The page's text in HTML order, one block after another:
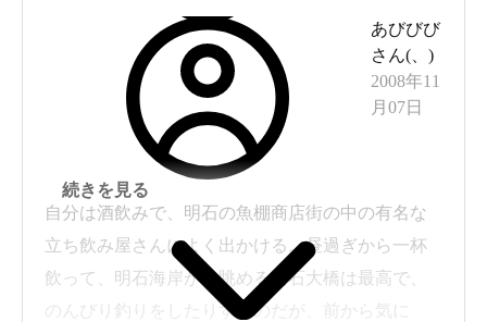
いうのが実際。
雰囲気はいいですが規模としてはこじんまりとい
住宅地の真ん中にあるので露天の景観もそうでも
その露天だけが温泉ですが、ここのお湯、実は恵
美寿湯からの持ち込み湯。そのため同じ温泉を源
泉掛け流しで温冷楽しめる恵美寿湯に比べると
ちょっと劣るなぁ・・・という感じ。
あびびび
さん(
)
2008年11
月07日
自分は酒飲みで、明石の魚棚商店街の中の有名な
立ち飲み屋さんによく出かける。昼過ぎから一杯
飲って、明石海岸から眺める明石大橋は最高で、
のんびり釣りをしたりするのだが、前から気に
続きを見る